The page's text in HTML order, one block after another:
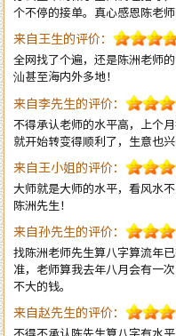
全网找了个遍，还是陈洲老师
来自李先生的评价：
不得承认老师的水平高，上个
就开始转变得顺利了，生意也
来自王小姐的评价：
大师就是大师的水平，看风水
来自孙先生的评价：
找陈洲老师先生算八字算流年
准，老师算我去年八月会有一
不大的钱。
来自赵先生的评价：
不得不承认陈先生算八字有水
来自李先生的评价：